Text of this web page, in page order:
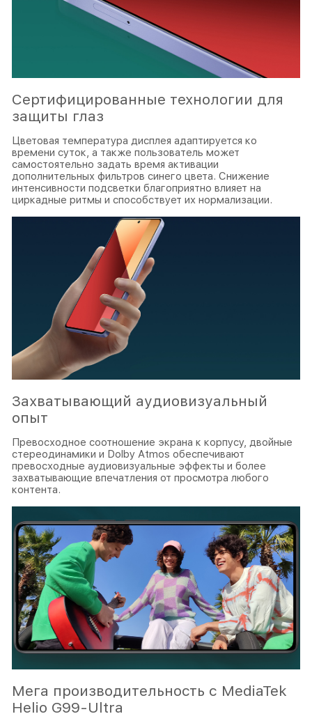
Сертифицированные технологии для
защиты глаз
Цветовая температура дисплея адаптируется ко
времени суток, а также пользователь может
самостоятельно задать время активации
дополнительных фильтров синего цвета. Снижение
интенсивности подсветки благоприятно влияет на
циркадные ритмы и способствует их нормализации.
Захватывающий аудиовизуальный
опыт
Превосходное соотношение экрана к корпусу, двойные
стереодинамики и Dolby Atmos обеспечивают
превосходные аудиовизуальные эффекты и более
захватывающие впечатления от просмотра любого
контента.
Мега производительность с MediaTek
Helio G99-Ultra